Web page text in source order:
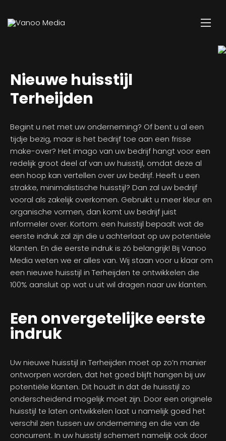
Nieuwe huisstijl
Terheijden
Begint u net met uw onderneming? Of bent u al een
tijdje bezig, maar is het bedrijf toe aan een frisse
make-over? Het imago van uw bedrijf hangt voor een
redelijk groot deel af van uw huisstijl, omdat deze al
een hoop kan vertellen over uw bedrijf. Heeft u een
strakke, minimalistische huisstijl? Dan zal uw bedrijf
vooral als zakelijk overkomen. Gebruikt u meer kleur en
organische vormen, dan komt uw bedrijf juist
informeler over. Kortom: een huisstijl bepaalt wat de
eerste indruk zal zijn die u achterlaat op uw potentiële
klanten. En die eerste indruk is zó belangrijk! Bij Vanoo
Media weten we er alles van. Wij staan voor u klaar om
een nieuwe huisstijl in Terheijden te ontwikkelen die
100% aansluit op wat u uit wil dragen naar uw klanten.
Een onvergetelijke eerste
indruk
Uw nieuwe huisstijl in Terheijden moet op zo’n manier
ontworpen worden, dat het goed blijft hangen bij uw
potentiële klanten. Dit houdt in dat de huisstijl zo
onderscheidend mogelijk moet zijn. Door een originele
huisstijl te laten ontwikkelen laat u namelijk goed het
verschil zien tussen uw onderneming en die van de
concurrent. In uw huisstijl schemert namelijk ook door